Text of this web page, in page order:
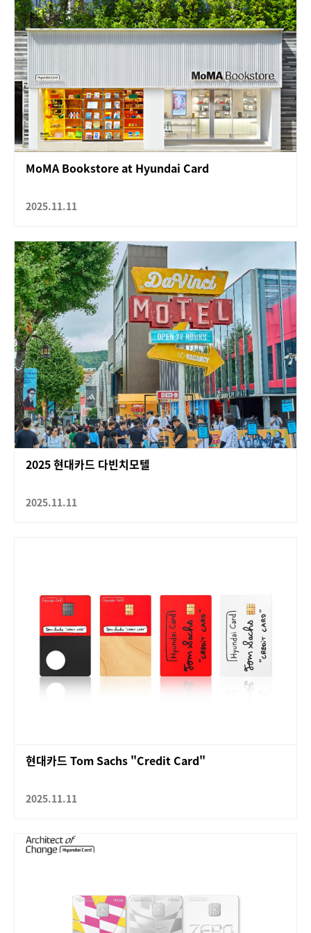
MoMA Bookstore at Hyundai Card
2025.11.11
2025 현대카드 다빈치모텔
2025.11.11
현대카드 Tom Sachs "Credit Card"
2025.11.11